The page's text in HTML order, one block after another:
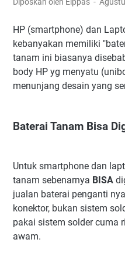
HP (smartphone) dan
kebanyakan memiliki
tanam ini biasanya
body HP yg menyatu
menunjang desain yang
Baterai Tanam Bisa
Untuk smartphone dan
tanam sebenarnya BISA
jualan baterai penganti
konektor, bukan sistem
pakai sistem solder cuma
awam.